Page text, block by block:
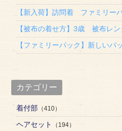
【新入荷】訪問着 ファミリー
【被布の着せ方】3歳 被布レン
【ファミリーパック】新しいパ
カテゴリー
着付部 （410）
ヘアセット （194）